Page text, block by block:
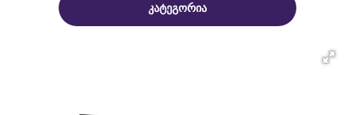
ᲙᲐᲢᲔᲒᲝᲠᲘᲐ